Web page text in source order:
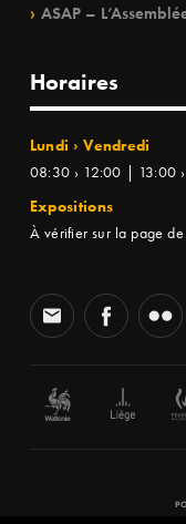
ASAP –
Horaires
Lundi › Vendredi
08:30 › 12:00 | 13:00
Expositions
À vérifier sur la page